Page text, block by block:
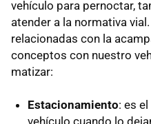
vehículo para pernoctar,
atender a la normativa
relacionadas con la
conceptos con nuestro
matizar:
Estacionamiento: es
vehículo cuando lo